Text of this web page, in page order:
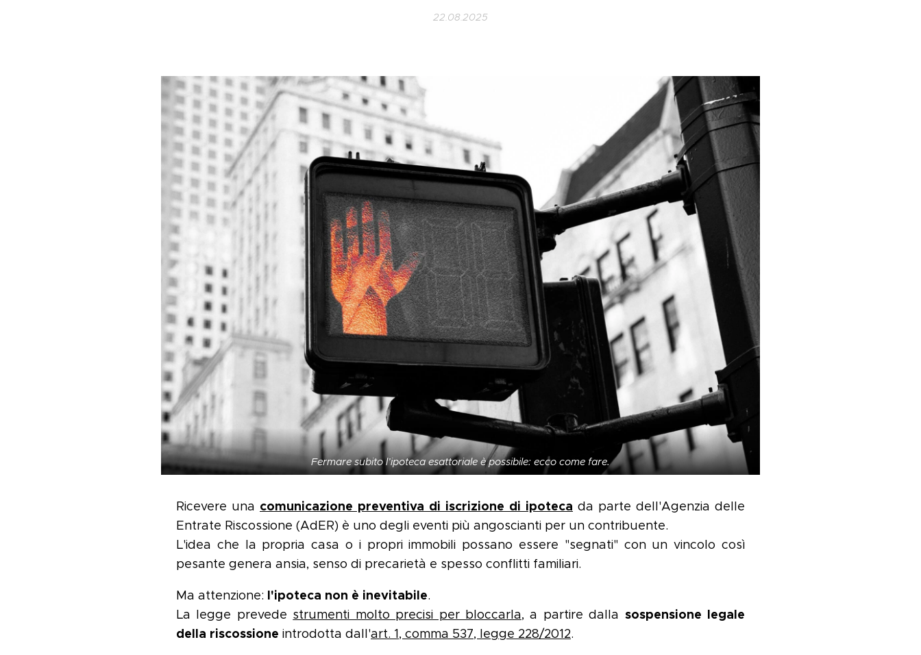
22.08.2025
Fermare subito l’ipoteca esattoriale è possibile: ecco come fare.
Ricevere una comunicazione preventiva di iscrizione di ipoteca da parte dell'Agenzia delle
Entrate Riscossione (AdER) è uno degli eventi più angoscianti per un contribuente.
L'idea che la propria casa o i propri immobili possano essere "segnati" con un vincolo così
pesante genera ansia, senso di precarietà e spesso conflitti familiari.
Ma attenzione: l'ipoteca non è inevitabile.
La legge prevede strumenti molto precisi per bloccarla, a partire dalla sospensione legale
della riscossione introdotta dall'art. 1, comma 537, legge 228/2012.